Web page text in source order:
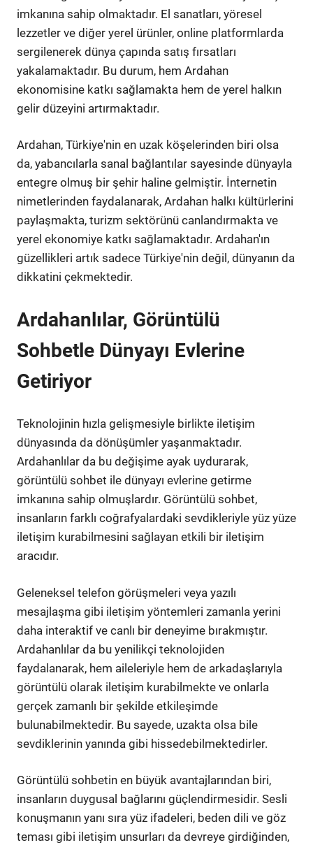
imkanına sahip olmaktadır. El sanatları, yöresel
lezzetler ve diğer yerel ürünler, online platformlarda
sergilenerek dünya çapında satış fırsatları
yakalamaktadır. Bu durum, hem Ardahan
ekonomisine katkı sağlamakta hem de yerel halkın
gelir düzeyini artırmaktadır.
Ardahan, Türkiye'nin en uzak köşelerinden biri olsa
da, yabancılarla sanal bağlantılar sayesinde dünyayla
entegre olmuş bir şehir haline gelmiştir. İnternetin
nimetlerinden faydalanarak, Ardahan halkı kültürlerini
paylaşmakta, turizm sektörünü canlandırmakta ve
yerel ekonomiye katkı sağlamaktadır. Ardahan'ın
güzellikleri artık sadece Türkiye'nin değil, dünyanın da
dikkatini çekmektedir.
Ardahanlılar, Görüntülü
Sohbetle Dünyayı Evlerine
Getiriyor
Teknolojinin hızla gelişmesiyle birlikte iletişim
dünyasında da dönüşümler yaşanmaktadır.
Ardahanlılar da bu değişime ayak uydurarak,
görüntülü sohbet ile dünyayı evlerine getirme
imkanına sahip olmuşlardır. Görüntülü sohbet,
insanların farklı coğrafyalardaki sevdikleriyle yüz yüze
iletişim kurabilmesini sağlayan etkili bir iletişim
aracıdır.
Geleneksel telefon görüşmeleri veya yazılı
mesajlaşma gibi iletişim yöntemleri zamanla yerini
daha interaktif ve canlı bir deneyime bırakmıştır.
Ardahanlılar da bu yenilikçi teknolojiden
faydalanarak, hem aileleriyle hem de arkadaşlarıyla
görüntülü olarak iletişim kurabilmekte ve onlarla
gerçek zamanlı bir şekilde etkileşimde
bulunabilmektedir. Bu sayede, uzakta olsa bile
sevdiklerinin yanında gibi hissedebilmektedirler.
Görüntülü sohbetin en büyük avantajlarından biri,
insanların duygusal bağlarını güçlendirmesidir. Sesli
konuşmanın yanı sıra yüz ifadeleri, beden dili ve göz
teması gibi iletişim unsurları da devreye girdiğinden,